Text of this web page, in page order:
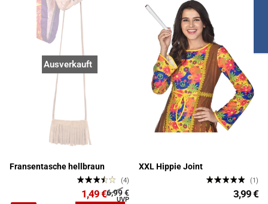
Ausverkauft
Fransentasche hellbraun
(4)
1,49 €6,99 €
XXL Hippie Joint
(1)
3,99 €